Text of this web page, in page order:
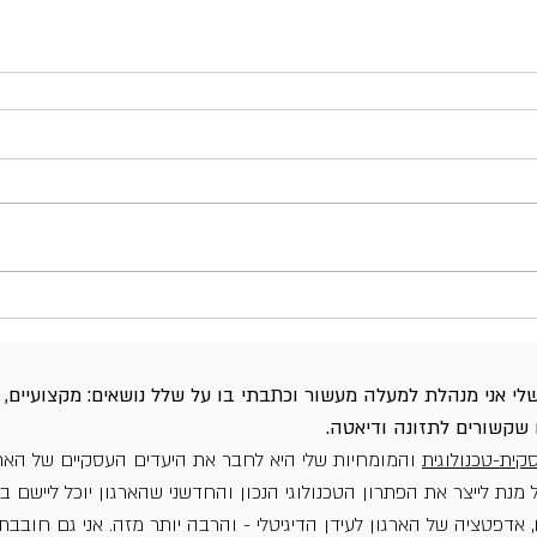
אני מנהלת למעלה מעשור וכתבתי בו על שלל נושאים: מקצועיים,
שקשורים לתזונה ודיאטה.
טכנולוגית והמומחיות שלי היא לחבר את היעדים העסקיים של
לייצר את הפתרון הטכנולוגי הנכון והחדשני שהארגון יוכל ליישם
אדפטציה של הארגון לעידן הדיגיטלי - והרבה יותר מזה. אני גם